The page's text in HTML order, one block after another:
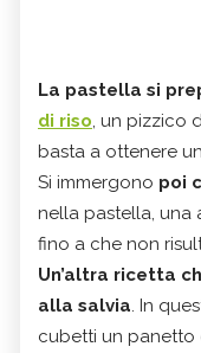
La pastella si
di riso, un pizzico
basta a ottenere
Si immergono poi
nella pastella, una
fino a che non
Un’altra ricetta
alla salvia. In
cubetti un panetto